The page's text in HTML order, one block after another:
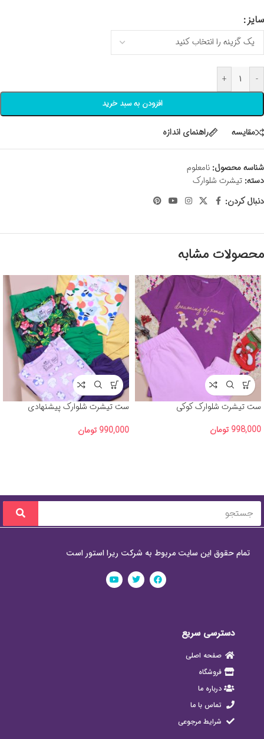
سایز
-
+
افزودن به سبد خرید
مقايسه راهنمای اندازه
شناسه محصول: نامعلوم
دسته: تیشرت شلوارک
دنبال کردن:
محصولات مشابه
ست تیشرت شلوارک کوکی
998,000 تومان
ست تیشرت شلوارک پیشنهادی
990,000 تومان
تمام حقوق این سایت مربوط به شرکت ریرا استور است
دسترسی سریع
صفحه اصلی
فروشگاه
درباره ما
تماس با ما
شرایط مرجوعی